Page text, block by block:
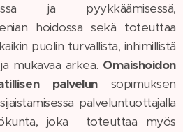
ja pyykkäämisessä,
hoidossa sekä toteuttaa
puolin turvallista, inhimillistä
mukavaa arkea. Omaishoidon
palvelunsopimuksen
palveluntuottajalla
joka toteuttaa myös